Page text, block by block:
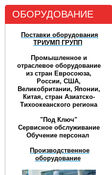
ОБОРУДОВАНИЕ
Поставки оборудования
ТРИУМП ГРУПП
Промышленное и
отраслевое оборудование
из стран Евросоюза,
России, США,
Великобритании, Японии,
Китая, стран Азиатско-
Тихоокеанского региона
"Под Ключ"
Сервисное обслуживание
Обучение персонал
Производственное
оборудование